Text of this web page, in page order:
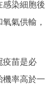
感染細胞後
氣供輸，
疫苗是必
機率高於一